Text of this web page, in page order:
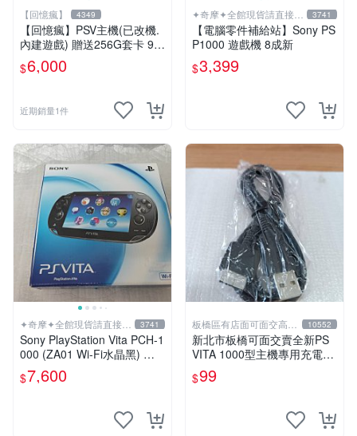
【回憶瘋】 4349
【回憶瘋】PSV主機(已改機.
內建遊戲) 贈送256G套卡 9成
新 遊戲機 PSVITA
$6,000
近期銷量1件
✦奇摩✦全館現貨請直接下
標
3741
【電腦零件補給站】Sony PS
P1000 遊戲機 8成新
$3,399
✦奇摩✦全館現貨請直接下
標
3741
Sony PlayStation Vita PCH-1
000 (ZA01 Wi-Fi水晶黑) 掌
上遊戲機 5英吋多點觸控螢幕
$7,600
板橋區有店面可面交高價
回收電玩
10552
新北市板橋可面交賣全新PS
VITA 1000型主機專用充電
線....超便宜只賣99元
$99